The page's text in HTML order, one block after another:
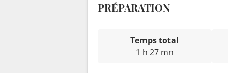
PRÉPARATION
Temps total
1 h 27 mn